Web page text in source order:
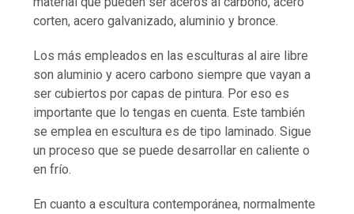
corten, acero galvanizado, aluminio y bronce.
Los más empleados en las esculturas al aire libre
son aluminio y acero carbono siempre que vayan a
ser cubiertos por capas de pintura. Por eso es
importante que lo tengas en cuenta. Este también
se emplea en escultura es de tipo laminado. Sigue
un proceso que se puede desarrollar en caliente o
en frío.
En cuanto a escultura contemporánea, normalmente